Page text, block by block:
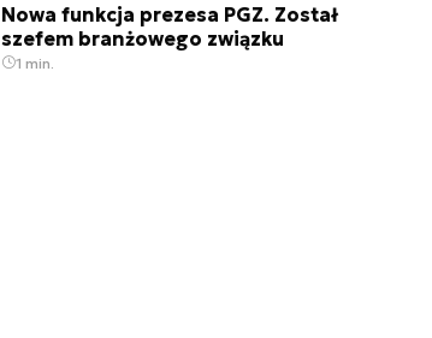
Nowa funkcja prezesa PGZ. Został
szefem branżowego związku
1 min.